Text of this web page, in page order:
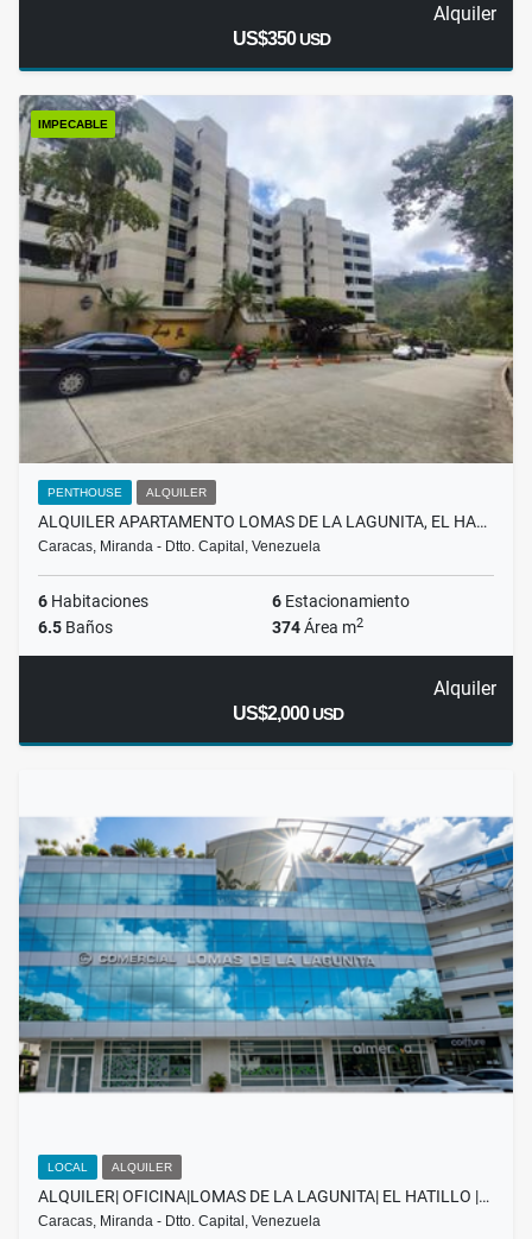
Alquiler
US$350USD
IMPECABLE
PENTHOUSE ALQUILER
ALQUILER APARTAMENTO LOMAS DE LA LAGUNITA, EL HA…
Caracas, Miranda - Dtto. Capital, Venezuela
6 Habitaciones 6 Estacionamiento
6.5 Baños 374Área m2
Alquiler
US$2,000USD
LOCAL ALQUILER
ALQUILER| OFICINA|LOMAS DE LA LAGUNITA| EL HATILLO |…
Caracas, Miranda - Dtto. Capital, Venezuela